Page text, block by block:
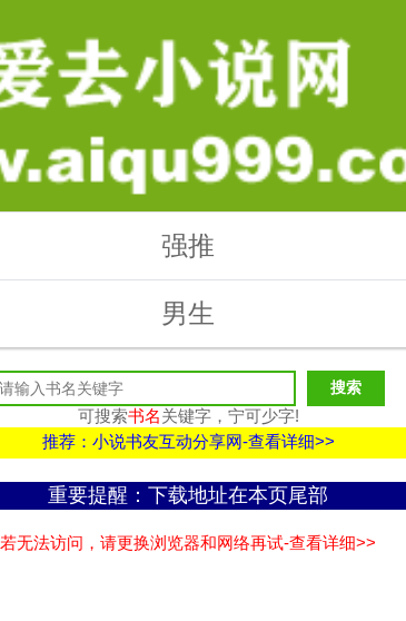
强推
男生
可搜索书名关键字，宁可少字!
推荐：小说书友互动分享网-查看详细>>
重要提醒：下载地址在本页尾部
若无法访问，请更换浏览器和网络再试-查看详细>>